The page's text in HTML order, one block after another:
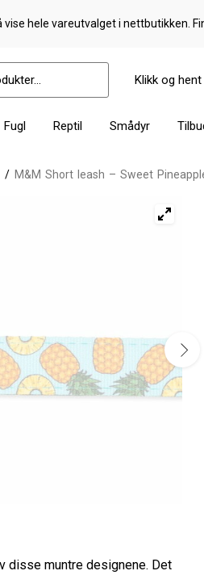
vise hele vareutvalget i nettbutikken.
Klikk og hent
Fugl Reptil Smådyr
/ M&M Short leash – Sweet
disse muntre designene. Det